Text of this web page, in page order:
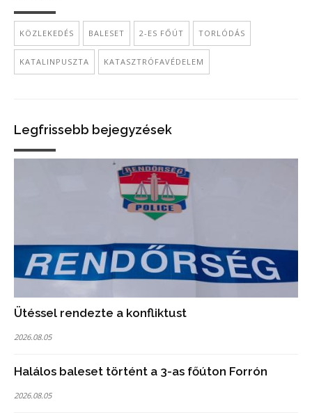
KÖZLEKEDÉS BALESET 2-ES FŐÚT TORLÓDÁS
KATALINPUSZTA KATASZTRÓFAVÉDELEM
Legfrissebb bejegyzések
Ütéssel rendezte a konfliktust
2026.08.05
Halálos baleset történt a 3-as főúton Forrón
2026.08.05